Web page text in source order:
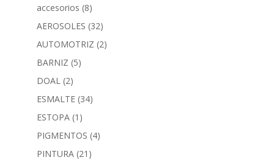
accesorios (8)
AEROSOLES (32)
AUTOMOTRIZ (2)
BARNIZ (5)
DOAL (2)
ESMALTE (34)
ESTOPA (1)
PIGMENTOS (4)
PINTURA (21)